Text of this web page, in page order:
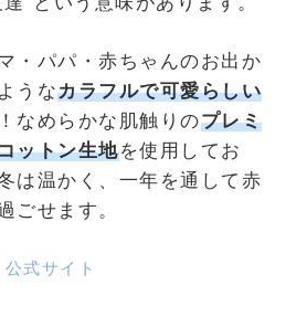
・パパ・赤ちゃんのお出か
うなカラフルで可愛らしい
なめらかな肌触りのプレミ
ットン生地を使用してお
は温かく、一年を通して赤
ごせます。
式サイト